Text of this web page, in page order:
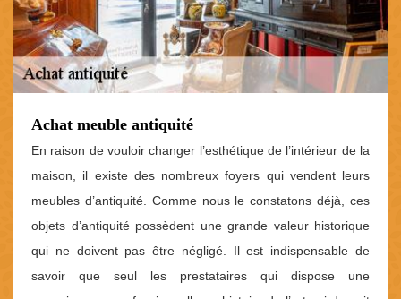
Achat meuble antiquité
En raison de vouloir changer l’esthétique de l’intérieur de la
maison, il existe des nombreux foyers qui vendent leurs
meubles d’antiquité. Comme nous le constatons déjà, ces
objets d’antiquité possèdent une grande valeur historique
qui ne doivent pas être négligé. Il est indispensable de
savoir que seul les prestataires qui dispose une